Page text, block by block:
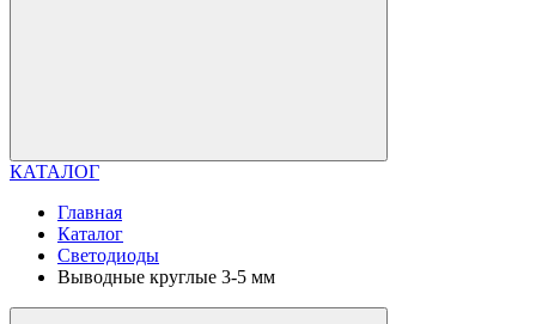
КАТАЛОГ
Главная
Каталог
Светодиоды
Выводные круглые 3-5 мм